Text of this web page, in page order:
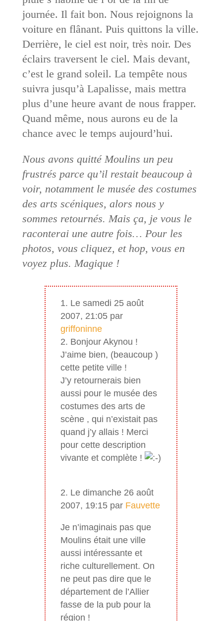
journée. Il fait bon. Nous rejoignons la
voiture en flânant. Puis quittons la ville.
Derrière, le ciel est noir, très noir. Des
éclairs traversent le ciel. Mais devant,
c’est le grand soleil. La tempête nous
suivra jusqu’à Lapalisse, mais mettra
plus d’une heure avant de nous frapper.
Quand même, nous aurons eu de la
chance avec le temps aujourd’hui.
Nous avons quitté Moulins un peu
frustrés parce qu’il restait beaucoup à
voir, notamment le musée des costumes
des arts scéniques, alors nous y
sommes retournés. Mais ça, je vous le
raconterai une autre fois… Pour les
photos, vous cliquez, et hop, vous en
voyez plus. Magique !
Le samedi 25 août
2007, 21:05 par
griffoninne
Bonjour Akynou !
J’aime bien, (beaucoup )
cette petite ville !
J’y retournerais bien
aussi pour le musée des
costumes des arts de
scène , qui n’existait pas
quand j’y allais ! Merci
pour cette description
vivante et complète !
2. Le dimanche 26 août
2007, 19:15 par Fauvette
Je n’imaginais pas que
Moulins était une ville
aussi intéressante et
riche culturellement. On
ne peut pas dire que le
département de l’Allier
fasse de la pub pour la
région !